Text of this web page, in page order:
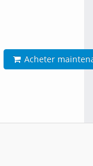
Acheter